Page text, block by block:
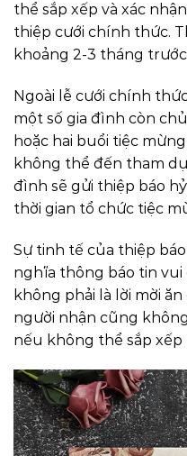
thể sắp xếp và xác
thiệp cưới chính thức.
khoảng 2-3 tháng
Ngoài lễ cưới chính
một số gia đình còn
hoặc hai buổi tiệc
không thể đến tham dự
đình sẽ gửi thiệp báo
thời gian tổ chức tiệc
Sự tinh tế của thiệp
nghĩa thông báo tin vui
không phải là lời mời
người nhận cũng
nếu không thể sắp xếp